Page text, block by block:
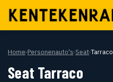
Home›Personenauto's›Seat›Tarraco
Seat Tarraco